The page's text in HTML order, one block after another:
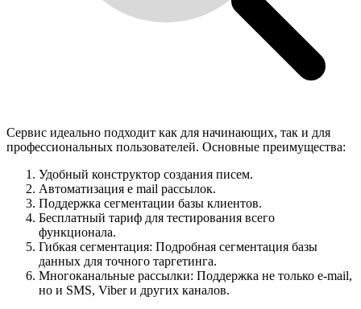
Cервис идеально подходит как для начинающих, так и для
профессиональных пользователей. Основные преимущества:
Удобный конструктор создания писем.
Автоматизация e mail рассылок.
Поддержка сегментации базы клиентов.
Бесплатный тариф для тестирования всего
функционала.
Гибкая сегментация: Подробная сегментация базы
данных для точного таргетинга.
Многоканальные рассылки: Поддержка не только e-mail,
но и SMS, Viber и других каналов.